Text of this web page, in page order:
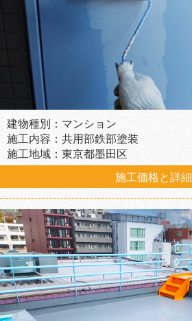
建物種別：マンション
施工内容：共用部鉄部塗装
施工地域：東京都墨田区
施工価格と詳細